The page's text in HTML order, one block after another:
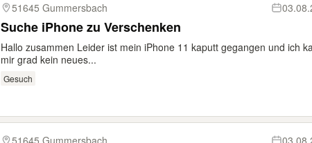
51645 Gummersbach
Suche iPhone zu Verschenken
Hallo zusammen Leider ist mein iPhone 11 kaputt gegangen und ich
mir grad kein neues...
Gesuch
51645 Gummersbach